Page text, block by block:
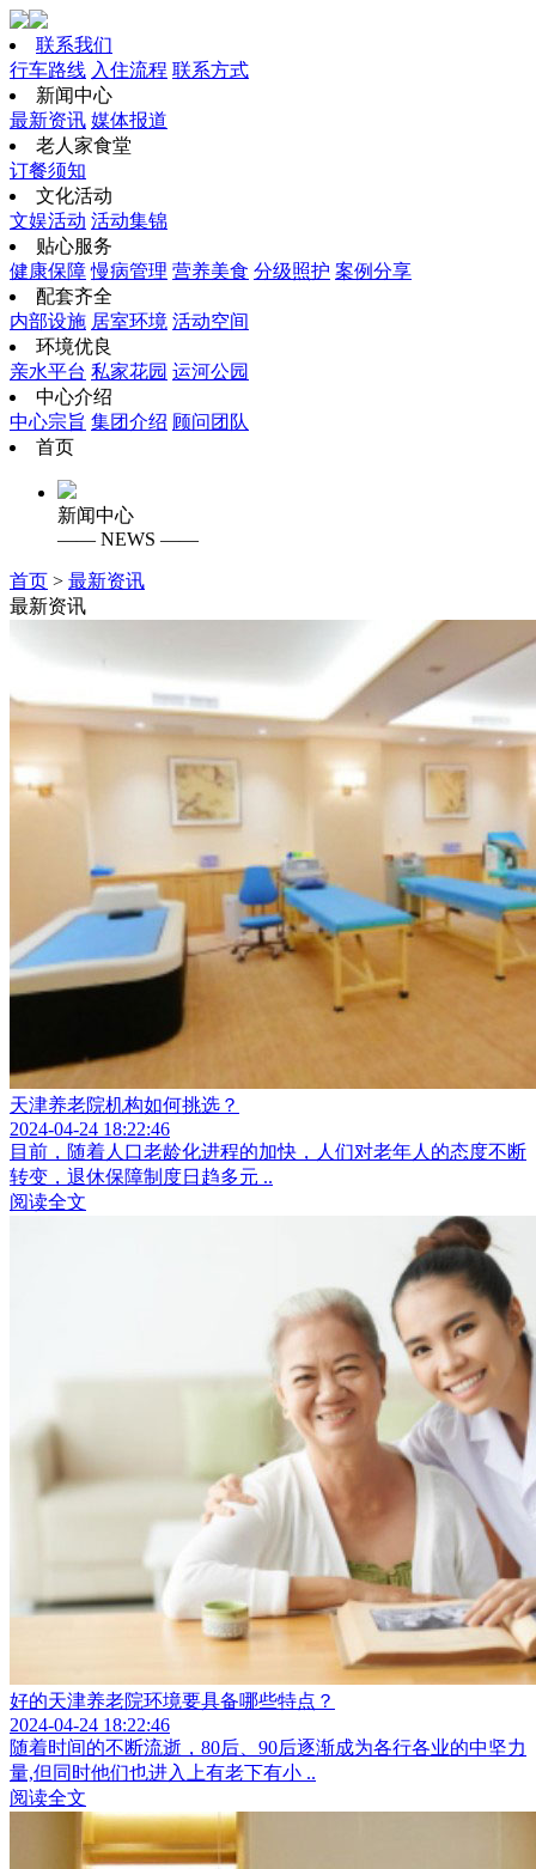
联系我们
行车路线 入住流程 联系方式
新闻中心
最新资讯 媒体报道
老人家食堂
订餐须知
文化活动
文娱活动 活动集锦
贴心服务
健康保障 慢病管理 营养美食 分级照护 案例分享
配套齐全
内部设施 居室环境 活动空间
环境优良
亲水平台 私家花园 运河公园
中心介绍
中心宗旨 集团介绍 顾问团队
首页
新闻中心
—— NEWS ——
首页 > 最新资讯
最新资讯
天津养老院机构如何挑选？
2024-04-24 18:22:46
目前，随着人口老龄化进程的加快，人们对老年人的态度不断
转变，退休保障制度日趋多元 ..
阅读全文
好的天津养老院环境要具备哪些特点？
2024-04-24 18:22:46
随着时间的不断流逝，80后、90后逐渐成为各行各业的中坚力
量,但同时他们也进入上有老下有小 ..
阅读全文